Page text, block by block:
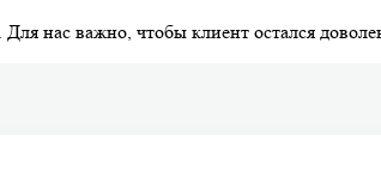
нас важно, чтобы клиент остался